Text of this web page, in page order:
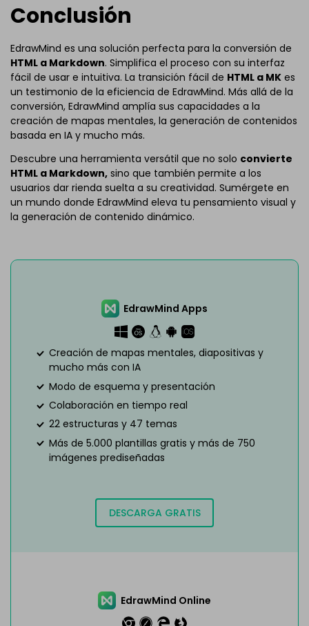
Conclusión
EdrawMind es una solución perfecta para la conversión de
HTML a Markdown. Simplifica el proceso con su interfaz
fácil de usar e intuitiva. La transición fácil de HTML a MK es
un testimonio de la eficiencia de EdrawMind. Más allá de la
conversión, EdrawMind amplía sus capacidades a la
creación de mapas mentales, la generación de contenidos
basada en IA y mucho más.
Descubre una herramienta versátil que no solo convierte
HTML a Markdown, sino que también permite a los
usuarios dar rienda suelta a su creatividad. Sumérgete en
un mundo donde EdrawMind eleva tu pensamiento visual y
la generación de contenido dinámico.
EdrawMind Apps
Creación de mapas mentales, diapositivas y
mucho más con IA
Modo de esquema y presentación
Colaboración en tiempo real
22 estructuras y 47 temas
Más de 5.000 plantillas gratis y más de 750
imágenes prediseñadas
DESCARGA GRATIS
EdrawMind Online